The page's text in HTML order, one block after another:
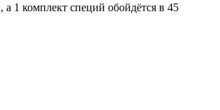
1 комплект специй обойдётся в 45